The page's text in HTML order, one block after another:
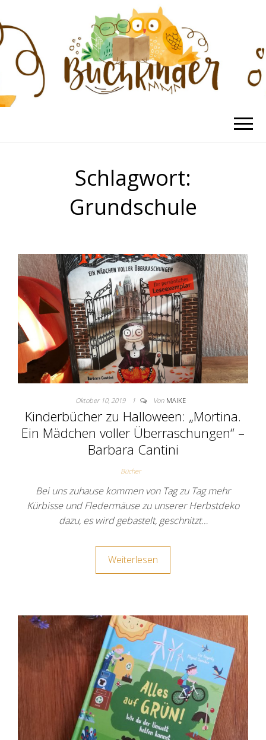
Die schönsten Kinderbücher
Schlagwort:
Grundschule
Oktober 10, 2019 1 Von MAIKE
Kinderbücher zu Halloween: „Mortina.
Ein Mädchen voller Überraschungen“ –
Barbara Cantini
Bücher
Bei uns zuhause kommen von Tag zu Tag mehr
Kürbisse und Fledermäuse zu unserer Herbstdeko
dazu, es wird gebastelt, geschnitzt…
Weiterlesen